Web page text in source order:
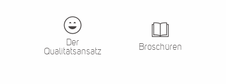
Der
Qualitätsansatz
Broschüren